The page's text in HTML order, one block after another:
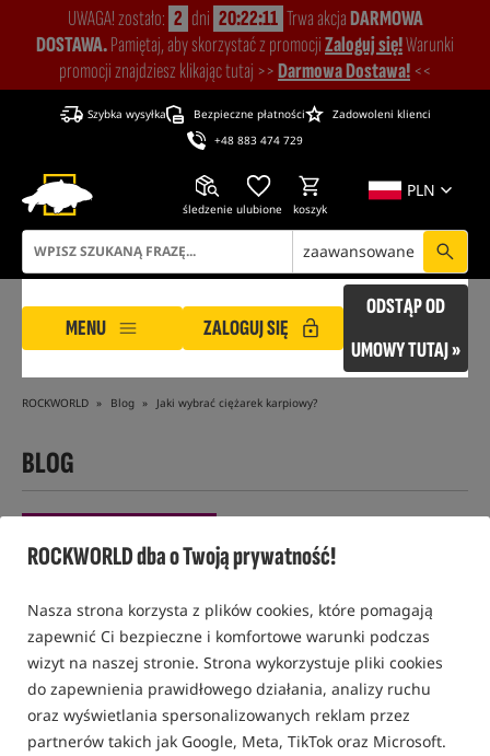
ROCKWORLD dba o Twoją prywatność!
Nasza strona korzysta z plików cookies, które pomagają
zapewnić Ci bezpieczne i komfortowe warunki podczas
wizyt na naszej stronie. Strona wykorzystuje pliki cookies
do zapewnienia prawidłowego działania, analizy ruchu
oraz wyświetlania spersonalizowanych reklam przez
partnerów takich jak Google, Meta, TikTok oraz Microsoft.
UWAGA! zostało: 2 dni 20:22:10 Trwa akcjaDARMOWA
DOSTAWA.Pamiętaj, aby skorzystać z promocjiZaloguj się!Warunki
promocji znajdziesz klikając tutaj >>Darmowa Dostawa! <<
Szybka wysyłka Bezpieczne płatności
Zadowoleni klienci
+48 883 474 729
PLN
śledzenie ulubione koszyk
zaawansowane
MENU ZALOGUJ SIĘ
ODSTĄP OD
UMOWY TUTAJ »
ROCKWORLD Blog Jaki wybrać ciężarek karpiowy?
BLOG
Zestawy końcowe, żyłki, przypony i PVA